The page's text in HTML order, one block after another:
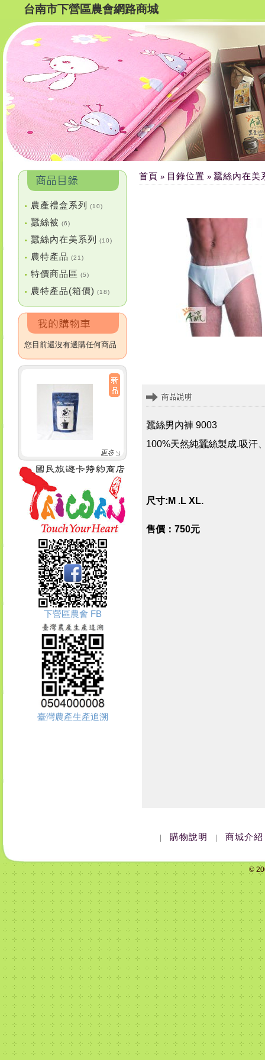
台南市下營區農會網路商城
• 農產禮盒系列 (10)
• 蠶絲被 (6)
• 蠶絲內在美系列 (10)
• 農特產品 (21)
• 特價商品區 (5)
• 農特產品(箱價) (18)
您目前還沒有選購任何商品
下營區農會 FB
臺灣農產生產追溯
首頁 » 目錄位置 » 蠶絲內在美
蠶絲男內褲 9003
100%天然純蠶絲製成.吸汗
尺寸:M .L XL.
售價：750元
購物說明 商城介紹
©